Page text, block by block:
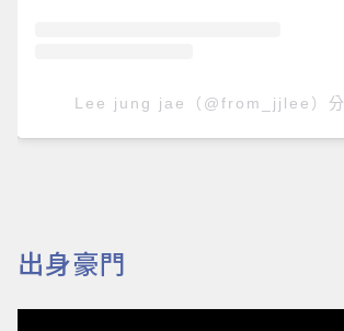
Lee jung jae（@from_jjlee）分
出身豪門